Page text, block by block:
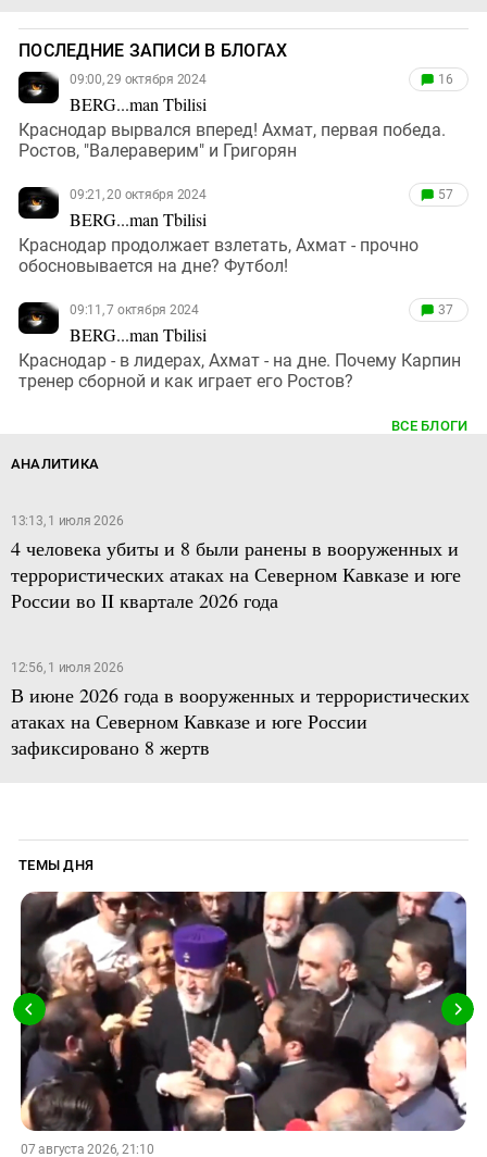
ПОСЛЕДНИЕ ЗАПИСИ В БЛОГАХ
09:00, 29 октября 2024
BERG...man Tbilisi
16
Краснодар вырвался вперед! Ахмат, первая победа.
Ростов, "Валераверим" и Григорян
09:21, 20 октября 2024
BERG...man Tbilisi
57
Краснодар продолжает взлетать, Ахмат - прочно
обосновывается на дне? Футбол!
09:11, 7 октября 2024
BERG...man Tbilisi
37
Краснодар - в лидерах, Ахмат - на дне. Почему Карпин
тренер сборной и как играет его Ростов?
ВСЕ БЛОГИ
АНАЛИТИКА
13:13, 1 июля 2026
4 человека убиты и 8 были ранены в вооруженных и
террористических атаках на Северном Кавказе и юге
России во II квартале 2026 года
12:56, 1 июля 2026
В июне 2026 года в вооруженных и террористических
атаках на Северном Кавказе и юге России
зафиксировано 8 жертв
ТЕМЫ ДНЯ
07 августа 2026, 21:10